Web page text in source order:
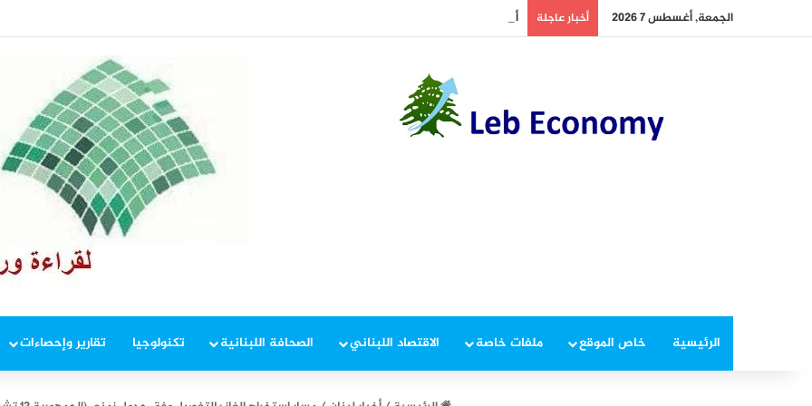
الجمعة, أغسطس 7 2026 أخبار عاجلة أخطر ما دار داخل غرفة المفاوضات
الرئيسية خاص الموقع ملفات خاصة الاقتصاد اللبناني الصحافة اللبنانية تكنولوجيا تقارير وإحصاءات